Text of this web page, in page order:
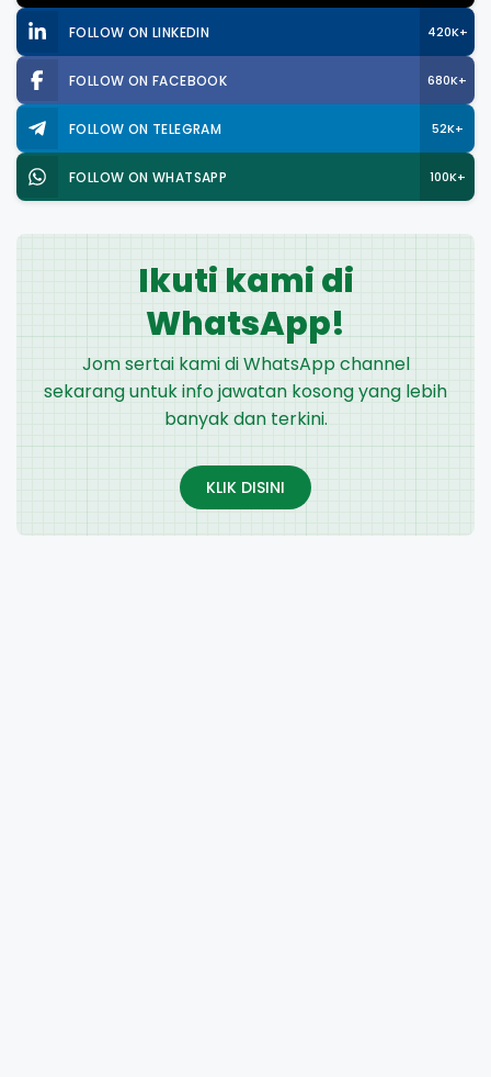
FOLLOW ON LINKEDIN 420K+
FOLLOW ON FACEBOOK 680K+
FOLLOW ON TELEGRAM 52K+
FOLLOW ON WHATSAPP 100K+
Ikuti kami di
WhatsApp!
Jom sertai kami di WhatsApp channel
sekarang untuk info jawatan kosong yang lebih
banyak dan terkini.
KLIK DISINI